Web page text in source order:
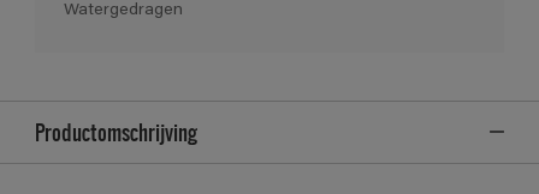
Watergedragen
Productomschrijving